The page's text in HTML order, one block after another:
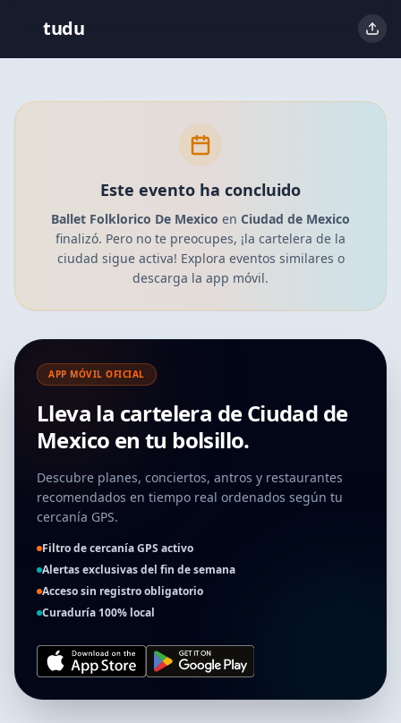
tudu
Este evento ha concluido
Ballet Folklorico De Mexico en Ciudad de Mexico
finalizó. Pero no te preocupes, ¡la cartelera de la
ciudad sigue activa! Explora eventos similares o
descarga la app móvil.
APP MÓVIL OFICIAL
Lleva la cartelera deCiudad de
Mexico en tu bolsillo.
Descubre planes, conciertos, antros y restaurantes
recomendados en tiempo real ordenados según tu
cercanía GPS.
Filtro de cercanía GPS activo
Alertas exclusivas del fin de semana
Acceso sin registro obligatorio
Curaduría 100% local